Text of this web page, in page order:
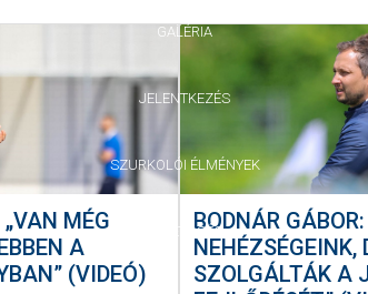
GALÉRIA
JELENTKEZÉS
SZURKOLÓI ÉLMÉNYEK
VEZETŐSÉG
MÉG
A
(VIDEÓ)
BODNÁR
NEHÉZSÉGEINK,
SZOLGÁLTÁK A